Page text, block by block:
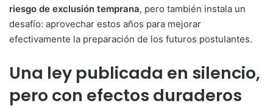
riesgo de exclusión temprana, pero también instala un
desafío: aprovechar estos años para mejorar
efectivamente la preparación de los futuros postulantes.
Una ley publicada en silencio,
pero con efectos duraderos